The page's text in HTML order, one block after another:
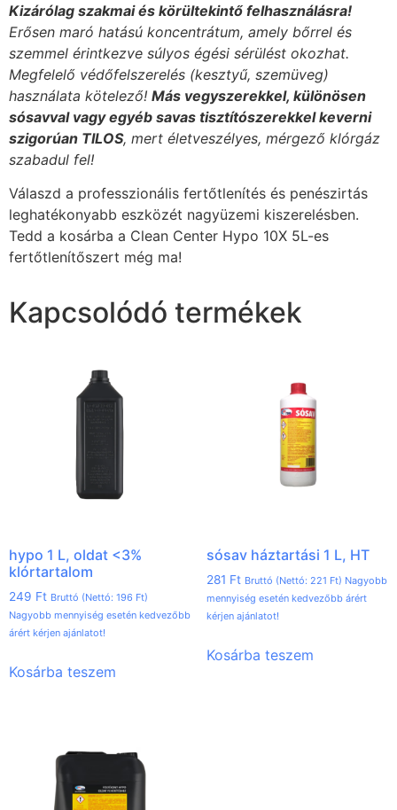
Kizárólag szakmai és körültekintő felhasználásra!
Erősen maró hatású koncentrátum, amely bőrrel és
szemmel érintkezve súlyos égési sérülést okozhat.
Megfelelő védőfelszerelés (kesztyű, szemüveg)
használata kötelező! Más vegyszerekkel, különösen
sósavval vagy egyéb savas tisztítószerekkel keverni
szigorúan TILOS, mert életveszélyes, mérgező klórgáz
szabadul fel!
Válaszd a professzionális fertőtlenítés és penészirtás
leghatékonyabb eszközét nagyüzemi kiszerelésben.
Tedd a kosárba a Clean Center Hypo 10X 5L-es
fertőtlenítőszert még ma!
Kapcsolódó termékek
hypo 1 L, oldat <3%
klórtartalom
249 Ft Bruttó (Nettó: 196 Ft)
Nagyobb mennyiség esetén kedvezőbb
árért kérjen ajánlatot!
Kosárba teszem
sósav háztartási 1 L, HT
281 Ft Bruttó (Nettó: 221 Ft) Nagyobb
mennyiség esetén kedvezőbb árért
kérjen ajánlatot!
Kosárba teszem